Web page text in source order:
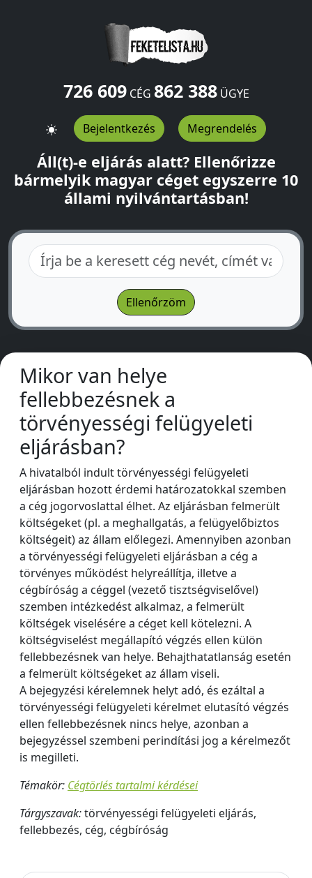
726 609CÉG 862 388ÜGYE
Bejelentkezés Megrendelés
Áll(t)-e eljárás alatt? Ellenőrizze
bármelyik magyar céget egyszerre 10
állami nyilvántartásban!
Mikor van helye
fellebbezésnek a
törvényességi felügyeleti
eljárásban?
A hivatalból indult törvényességi felügyeleti
eljárásban hozott érdemi határozatokkal szemben
a cég jogorvoslattal élhet. Az eljárásban felmerült
költségeket (pl. a meghallgatás, a felügyelőbiztos
költségeit) az állam előlegezi. Amennyiben azonban
a törvényességi felügyeleti eljárásban a cég a
törvényes működést helyreállítja, illetve a
cégbíróság a céggel (vezető tisztségviselővel)
szemben intézkedést alkalmaz, a felmerült
költségek viselésére a céget kell kötelezni. A
költségviselést megállapító végzés ellen külön
fellebbezésnek van helye. Behajthatatlanság esetén
a felmerült költségeket az állam viseli.
A bejegyzési kérelemnek helyt adó, és ezáltal a
törvényességi felügyeleti kérelmet elutasító végzés
ellen fellebbezésnek nincs helye, azonban a
bejegyzéssel szembeni perindítási jog a kérelmezőt
is megilleti.
Témakör: Cégtörlés tartalmi kérdései
Tárgyszavak:törvényességi felügyeleti eljárás,
fellebbezés, cég, cégbíróság